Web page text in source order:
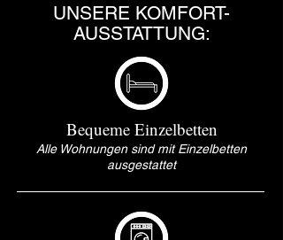
UNSERE KOMFORT-
AUSSTATTUNG:
Bequeme Einzelbetten
Alle Wohnungen sind mit Einzelbetten
ausgestattet